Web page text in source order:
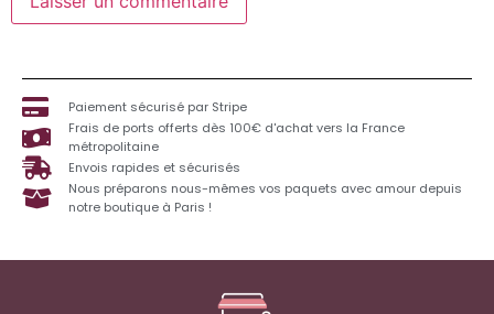
Paiement sécurisé par Stripe
Frais de ports offerts dès 100€ d'achat vers la France
métropolitaine
Envois rapides et sécurisés
Nous préparons nous-mêmes vos paquets avec amour depuis
notre boutique à Paris !